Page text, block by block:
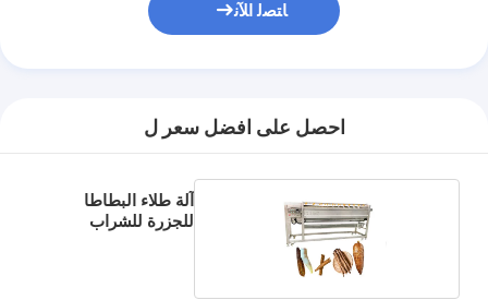
ﺎﺘﺼﻟ ﺍﻶﻧ
احصل على افضل سعر ل
آلة طلاء البطاطا
للجزرة للشراب